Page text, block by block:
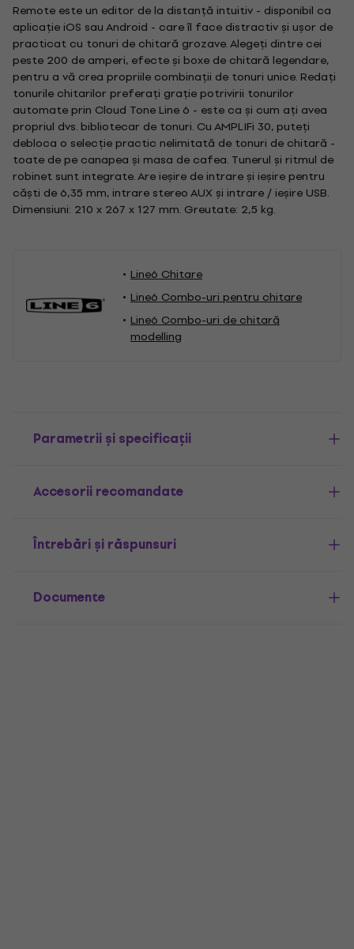
Remote este un editor de la distanță intuitiv - disponibil ca
aplicație iOS sau Android - care îl face distractiv și ușor de
practicat cu tonuri de chitară grozave. Alegeți dintre cei
peste 200 de amperi, efecte și boxe de chitară legendare,
pentru a vă crea propriile combinații de tonuri unice. Redați
tonurile chitarilor preferați grație potrivirii tonurilor
automate prin Cloud Tone Line 6 - este ca și cum ați avea
propriul dvs. bibliotecar de tonuri. Cu AMPLIFi 30, puteți
debloca o selecție practic nelimitată de tonuri de chitară -
toate de pe canapea și masa de cafea. Tunerul și ritmul de
robinet sunt integrate. Are ieșire de intrare și ieșire pentru
căști de 6,35 mm, intrare stereo AUX și intrare / ieșire USB.
Dimensiuni: 210 x 267 x 127 mm. Greutate: 2,5 kg.
Line6 Chitare
Line6 Combo-uri pentru chitare
Line6 Combo-uri de chitară
modelling
Parametrii și specificații
Accesorii recomandate
Întrebări și răspunsuri
Documente